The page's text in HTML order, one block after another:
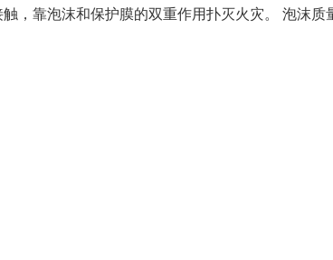
，靠泡沫和保护膜的双重作用扑灭火灾。 泡沫质